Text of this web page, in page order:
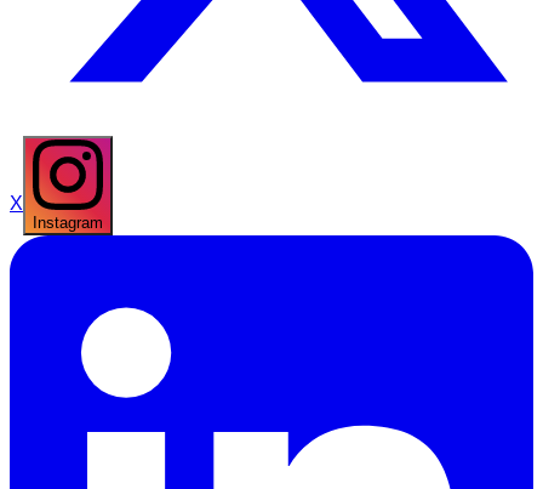
X
Instagram